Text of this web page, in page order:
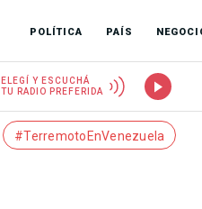
POLÍTICA PAÍS
ELEGÍ Y ESCUCHÁ
TU RADIO PREFERIDA
#TerremotoEnVenezuela